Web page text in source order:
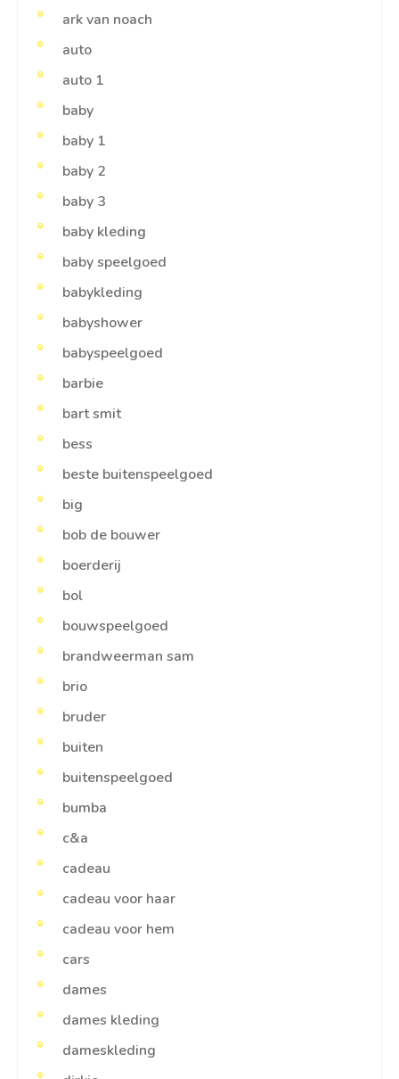
ark van noach
auto
auto 1
baby
baby 1
baby 2
baby 3
baby kleding
baby speelgoed
babykleding
babyshower
babyspeelgoed
barbie
bart smit
bess
beste buitenspeelgoed
big
bob de bouwer
boerderij
bol
bouwspeelgoed
brandweerman sam
brio
bruder
buiten
buitenspeelgoed
bumba
c&a
cadeau
cadeau voor haar
cadeau voor hem
cars
dames
dames kleding
dameskleding